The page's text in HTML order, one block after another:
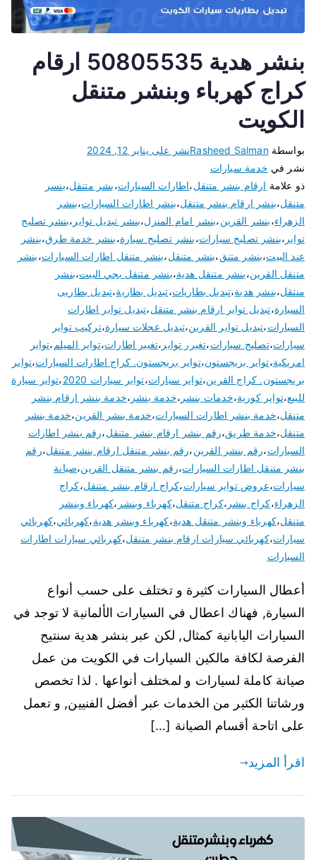
بنشر هدية 50805535 ارقام
كراج كهرباء وبنشر متنقل
الكويت
بواسطةRasheed Salmanنشر على يناير 12, 2024
نشر في خدمة سيارات
ذو علامة ارقام بنشر متنقل،اطارات السيارات،بشر متنقل،بنسر
متنقل،بنشر ارقام بنشر متنقل،بنشر اطارات السيارات،بنشر
الزهراء،بنشر القرين،بنشر امام المنزل،بنشر تبديل تواير ،بنشر تصليح
تواير ،بنشر تصليح سيارات،بنشر تصليح سيارة،بنشر خدمة طرق،بنشر
عند البيت،بنشر متنق،بنشر متنقل،بنشر متنقل اطارات السيارات،بنشر
متنقل القرين،بنشر متنقل هدية،بنشر متنقل يجي البيت،بنشر
منتقل،بنشر هدية،تبديل بطاريات،تبديل بطارية،تبديل بطاريى
السيارة،تبديل تواير ارقام بنشر متنقل،تبديل تواير اطارات
السيارات،تبديل تواير القرين،تبديل عجلات سيارة،تركيب تواير
سيارات،تصليح سيارات،تغيرر تواير ،تغيير اطارات،تواير الميلم،تواير
امريكية،تواير بريجستون،تواير بريجستون. كراج اطارات السيارات،تواير
بريجستون. كراج القرين،تواير سيارات،تواير سيارات 2020 ،تواير سيارة
للبيع،تواير كورية،خدمات بنشر ،خدمة بنشر ،خدمة بنشر ارقام بنشر
متنقل،خدمة بنشر اطارات السيارات،خدمة بنشر القرين،خدمة بنشر
متنقل،خدمة طريق،رقم بنشر ارقام بنشر متنقل،رقم بنشر اطارات
السيارات،رقم بنشر القرين،رقم بنشر متنقل ارقام بنشر متنقل،رقم
بنشر متنقل اطارات السيارات،رقم بنشر متنقل القرين،صيانة
سيارات،عروض تواير سيارات،كراج ارقام بنشر متنقل،كراج
الزهراء،كراج بنشر ،كراج متنقل،كهرباء وبنشر ،كهرباء وبنشر
متنقل،كهرباء وبنشر متنقل هدية،كهرباء وبنشر هدية،كهربائي،كهربائي
سيارات،كهربائي سيارات ارقام بنشر متنقل،كهربائي سيارات اطارات
السيارات
أعطال السيارات كثيرة و تختلف على حسب أنواع
السيارة, فهناك اعطال في السيارات الألمانية لا توجد في
السيارات اليابانية كمثال, لكن عبر بنشر هدية سنتيح
الفرصة لكافة مالكين السيارات في الكويت من عمل
صيانة كاملة لسيارات و لمختلف أنواعها . لذا تخصص
ورشاتنا الكثير من الخدمات عبر أفضل الفنيين, و تعمل
على اتاحة أقسام الصيانة […]
اقرأ المزيد